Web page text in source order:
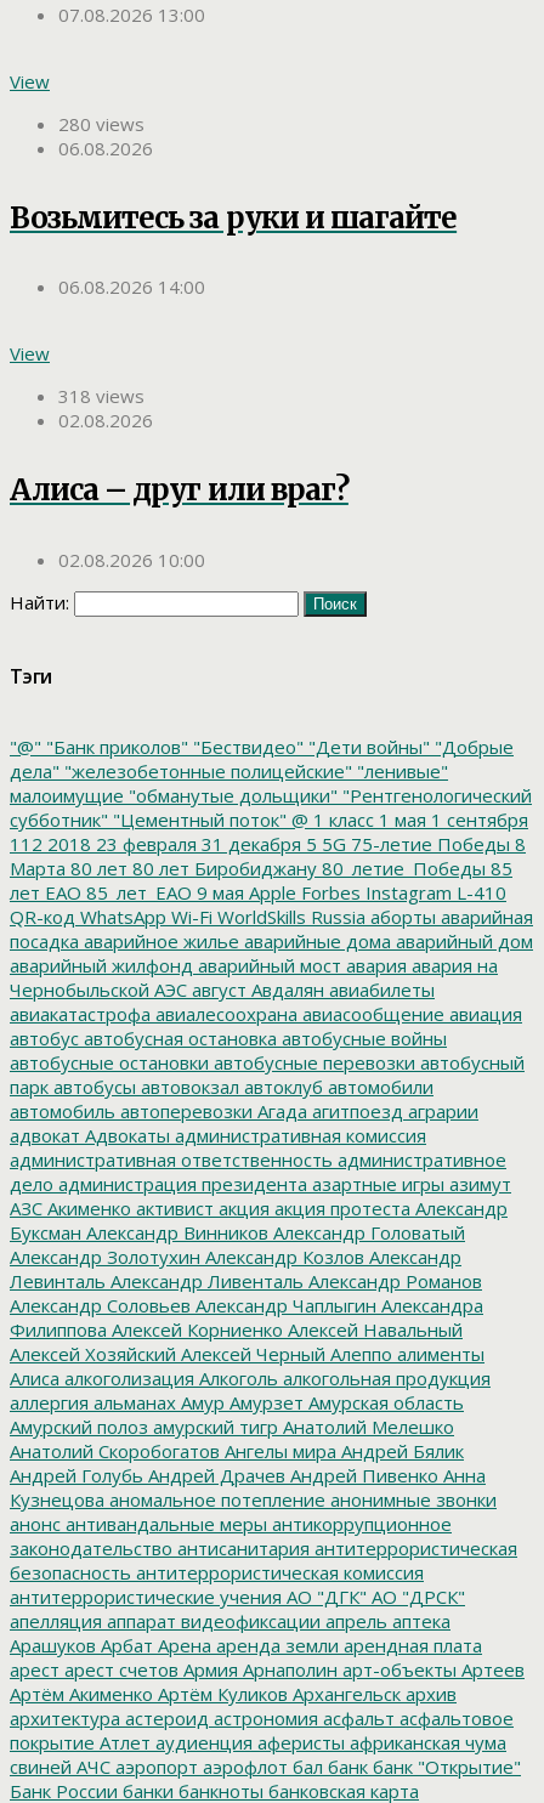
07.08.2026 13:00
View
280 views
06.08.2026
Возьмитесь за руки и шагайте
06.08.2026 14:00
View
318 views
02.08.2026
Алиса – друг или враг?
02.08.2026 10:00
Найти:
Тэги
"@" "Банк приколов" "Бествидео" "Дети войны" "Добрые
дела" "железобетонные полицейские" "ленивые"
малоимущие "обманутые дольщики" "Рентгенологический
субботник" "Цементный поток" @ 1 класс 1 мая 1 сентября
112 2018 23 февраля 31 декабря 5 5G 75-летие Победы 8
Марта 80 лет 80 лет Биробиджану 80_летие_Победы 85
лет ЕАО 85_лет_ЕАО 9 мая Apple Forbes Instagram L-410
QR-код WhatsApp Wi-Fi WorldSkills Russia аборты аварийная
посадка аварийное жилье аварийные дома аварийный дом
аварийный жилфонд аварийный мост авария авария на
Чернобыльской АЭС август Авдалян авиабилеты
авиакатастрофа авиалесоохрана авиасообщение авиация
автобус автобусная остановка автобусные войны
автобусные остановки автобусные перевозки автобусный
парк автобусы автовокзал автоклуб автомобили
автомобиль автоперевозки Агада агитпоезд аграрии
адвокат Адвокаты административная комиссия
административная ответственность административное
дело администрация президента азартные игры азимут
АЗС Акименко активист акция акция протеста Александр
Буксман Александр Винников Александр Головатый
Александр Золотухин Александр Козлов Александр
Левинталь Александр Ливенталь Александр Романов
Александр Соловьев Александр Чаплыгин Александра
Филиппова Алексей Корниенко Алексей Навальный
Алексей Хозяйский Алексей Черный Алеппо алименты
Алиса алкоголизация Алкоголь алкогольная продукция
аллергия альманах Амур Амурзет Амурская область
Амурский полоз амурский тигр Анатолий Мелешко
Анатолий Скоробогатов Ангелы мира Андрей Бялик
Андрей Голубь Андрей Драчев Андрей Пивенко Анна
Кузнецова аномальное потепление анонимные звонки
анонс антивандальные меры антикоррупционное
законодательство антисанитария антитеррористическая
безопасность антитеррористическая комиссия
антитеррористические учения АО "ДГК" АО "ДРСК"
апелляция аппарат видеофиксации апрель аптека
Арашуков Арбат Арена аренда земли арендная плата
арест арест счетов Армия Арнаполин арт-объекты Артеев
Артём Акименко Артём Куликов Архангельск архив
архитектура астероид астрономия асфальт асфальтовое
покрытие Атлет аудиенция аферисты африканская чума
свиней АЧС аэропорт аэрофлот бал банк банк "Открытие"
Банк России банки банкноты банковская карта